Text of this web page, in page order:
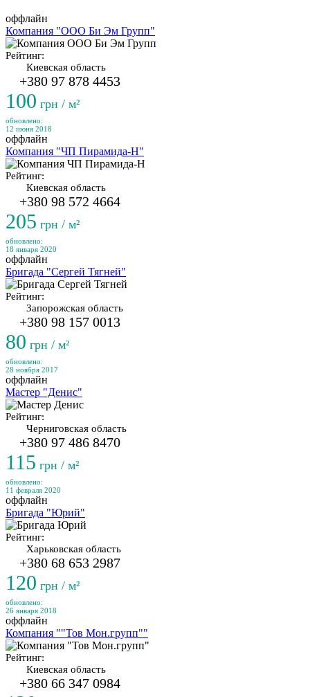
оффлайн
Компания "ООО Би Эм Групп"
Рейтинг:
Киевская область
+380 97 878 4453
100 грн / м²
обновлено:
12 июня 2018
оффлайн
Компания "ЧП Пирамида-Н"
Рейтинг:
Киевская область
+380 98 572 4664
205 грн / м²
обновлено:
18 января 2020
оффлайн
Бригада "Сергей Тягней"
Рейтинг:
Запорожская область
+380 98 157 0013
80 грн / м²
обновлено:
28 ноября 2017
оффлайн
Мастер "Денис"
Рейтинг:
Черниговская область
+380 97 486 8470
115 грн / м²
обновлено:
11 февраля 2020
оффлайн
Бригада "Юрий"
Рейтинг:
Харьковская область
+380 68 653 2987
120 грн / м²
обновлено:
26 января 2018
оффлайн
Компания ""Тов Мон.групп""
Рейтинг:
Киевская область
+380 66 347 0984